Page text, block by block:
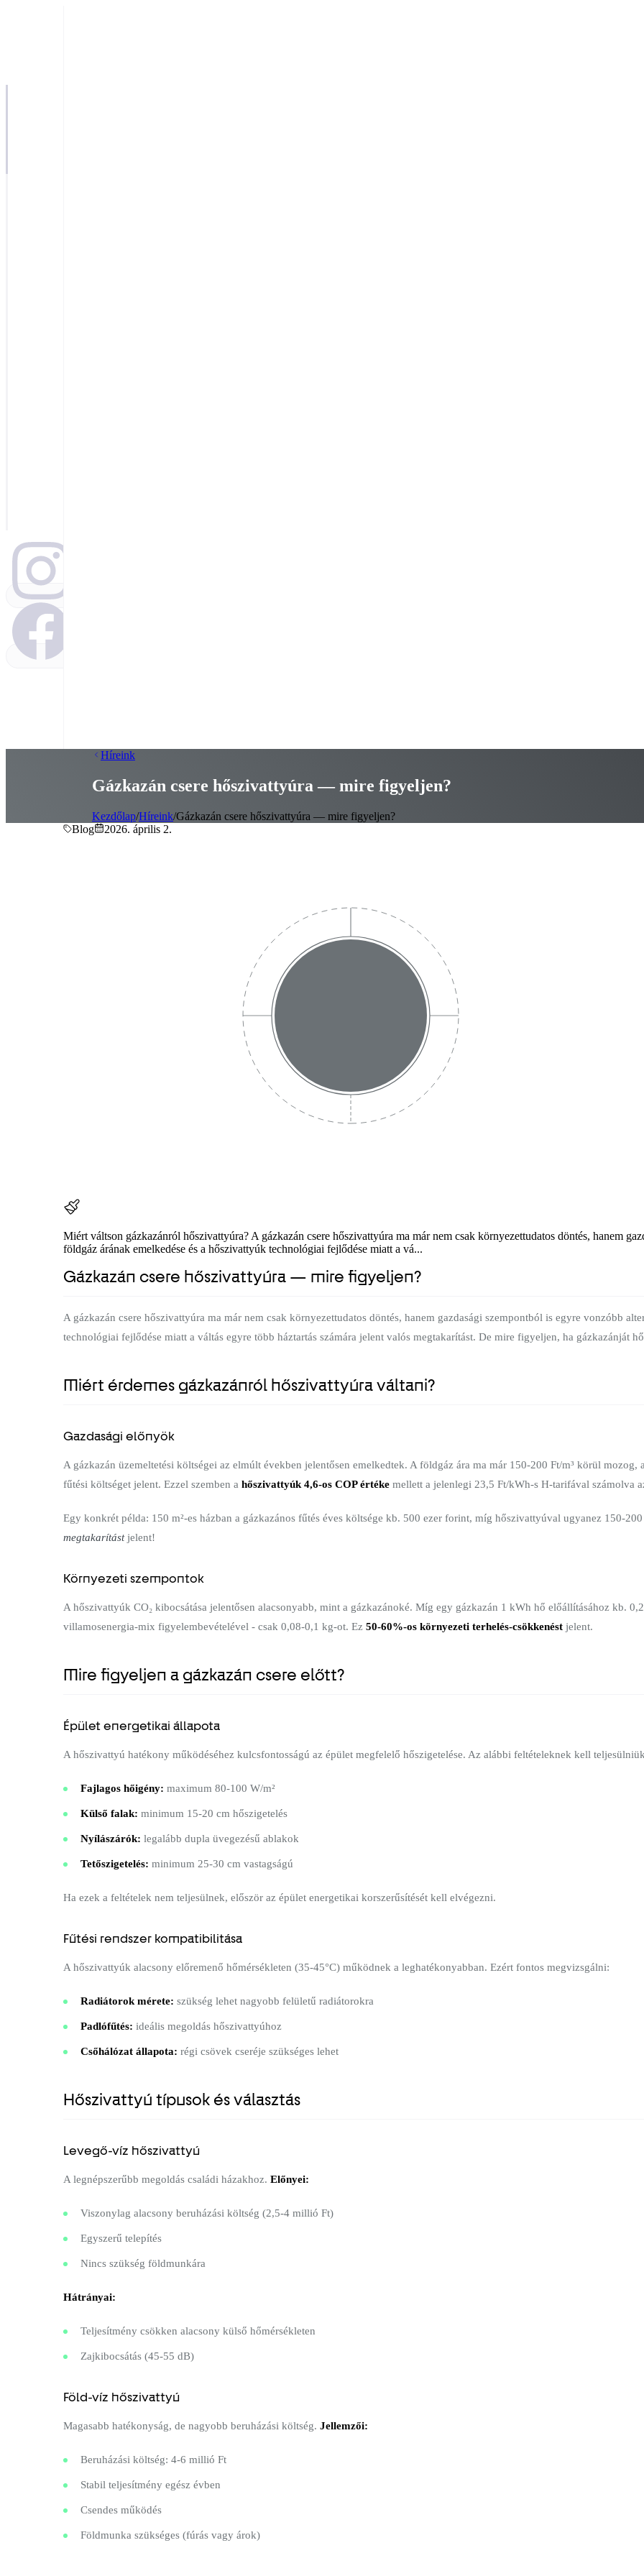
Híreink
Gázkazán csere hőszivattyúra — mire figyeljen?
Kezdőlap/Híreink/Gázkazán csere hőszivattyúra — mire figyeljen?
Blog
2026. április 2.
Miért váltson gázkazánról hőszivattyúra? A gázkazán csere hőszivattyúra ma már nem csak környezettudatos döntés, hanem
földgáz árának emelkedése és a hőszivattyúk technológiai fejlődése miatt a vá...
Gázkazán csere hőszivattyúra — mire figyeljen?
A gázkazán csere hőszivattyúra ma már nem csak környezettudatos döntés, hanem gazdasági szempontból is egyre vonzóbb
technológiai fejlődése miatt a váltás egyre több háztartás számára jelent valós megtakarítást. De mire figyeljen, ha gázkazánját
Miért érdemes gázkazánról hőszivattyúra váltani?
Gazdasági előnyök
A gázkazán üzemeltetési költségei az elmúlt években jelentősen emelkedtek. A földgáz ára ma már 150-200 Ft/m³ körül
fűtési költséget jelent. Ezzel szemben a hőszivattyúk 4,6-os COP értéke mellett a jelenlegi 23,5 Ft/kWh-s H-tarifával számolva
Egy konkrét példa: 150 m²-es házban a gázkazános fűtés éves költsége kb. 500 ezer forint, míg hőszivattyúval ugyanez 150-
megtakarítástjelent!
Környezeti szempontok
A hőszivattyúk CO₂ kibocsátása jelentősen alacsonyabb, mint a gázkazánoké. Míg egy gázkazán 1 kWh hő előállításához kb.
villamosenergia-mix figyelembevételével - csak 0,08-0,1 kg-ot. Ez 50-60%-os környezeti terhelés-csökkenést jelent.
Mire figyeljen a gázkazán csere előtt?
Épület energetikai állapota
A hőszivattyú hatékony működéséhez kulcsfontosságú az épület megfelelő hőszigetelése. Az alábbi feltételeknek kell
Fajlagos hőigény: maximum 80-100 W/m²
Külső falak: minimum 15-20 cm hőszigetelés
Nyílászárók: legalább dupla üvegezésű ablakok
Tetőszigetelés: minimum 25-30 cm vastagságú
Ha ezek a feltételek nem teljesülnek, először az épület energetikai korszerűsítését kell elvégezni.
Fűtési rendszer kompatibilitása
A hőszivattyúk alacsony előremenő hőmérsékleten (35-45°C) működnek a leghatékonyabban. Ezért fontos megvizsgálni:
Radiátorok mérete: szükség lehet nagyobb felületű radiátorokra
Padlófűtés: ideális megoldás hőszivattyúhoz
Csőhálózat állapota: régi csövek cseréje szükséges lehet
Hőszivattyú típusok és választás
Levegő-víz hőszivattyú
A legnépszerűbb megoldás családi házakhoz. Előnyei:
Viszonylag alacsony beruházási költség (2,5-4 millió Ft)
Egyszerű telepítés
Nincs szükség földmunkára
Hátrányai:
Teljesítmény csökken alacsony külső hőmérsékleten
Zajkibocsátás (45-55 dB)
Föld-víz hőszivattyú
Magasabb hatékonyság, de nagyobb beruházási költség. Jellemzői:
Beruházási költség: 4-6 millió Ft
Stabil teljesítmény egész évben
Csendes működés
Földmunka szükséges (fúrás vagy árok)